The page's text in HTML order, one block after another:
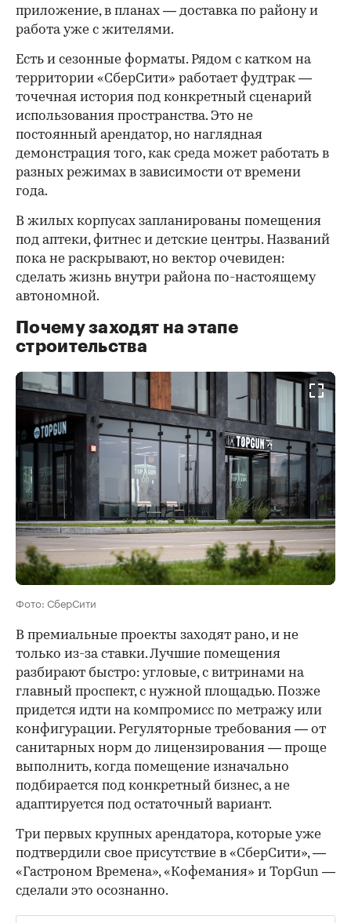
приложение, в планах — доставка по району и
работа уже с жителями.
Есть и сезонные форматы. Рядом с катком на
территории «СберСити» работает фудтрак —
точечная история под конкретный сценарий
использования пространства. Это не
постоянный арендатор, но наглядная
демонстрация того, как среда может работать в
разных режимах в зависимости от времени
года.
В жилых корпусах запланированы помещения
под аптеки, фитнес и детские центры. Названий
пока не раскрывают, но вектор очевиден:
сделать жизнь внутри района по-настоящему
автономной.
Почему заходят на этапе
строительства
Фото: СберСити
В премиальные проекты заходят рано, и не
только из-за ставки. Лучшие помещения
разбирают быстро: угловые, с витринами на
главный проспект, с нужной площадью. Позже
придется идти на компромисс по метражу или
конфигурации. Регуляторные требования — от
санитарных норм до лицензирования — проще
выполнить, когда помещение изначально
подбирается под конкретный бизнес, а не
адаптируется под остаточный вариант.
Три первых крупных арендатора, которые уже
подтвердили свое присутствие в «СберСити», —
«Гастроном Времена», «Кофемания» и TopGun —
сделали это осознанно.